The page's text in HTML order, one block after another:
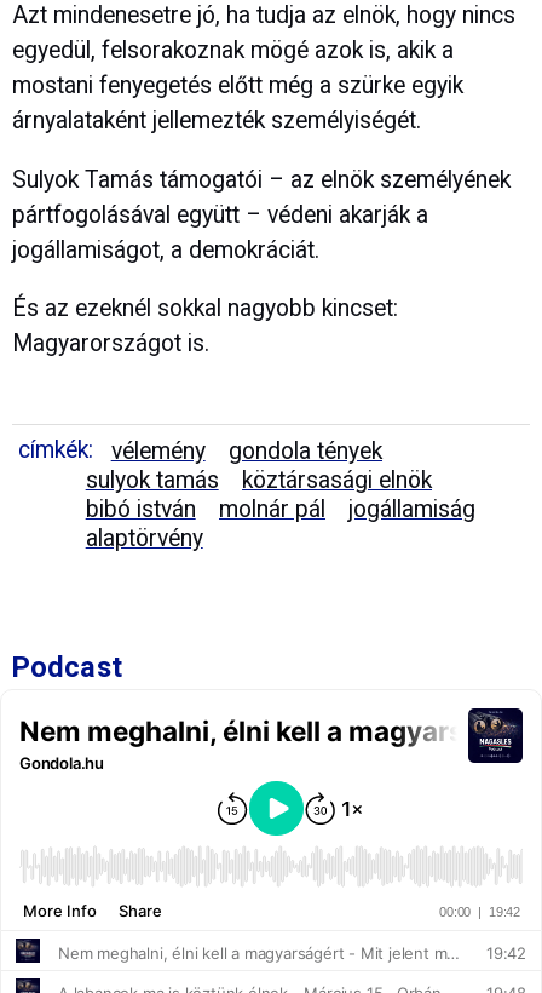
Azt mindenesetre jó, ha tudja az elnök, hogy nincs
egyedül, felsorakoznak mögé azok is, akik a
mostani fenyegetés előtt még a szürke egyik
árnyalataként jellemezték személyiségét.
Sulyok Tamás támogatói – az elnök személyének
pártfogolásával együtt – védeni akarják a
jogállamiságot, a demokráciát.
És az ezeknél sokkal nagyobb kincset:
Magyarországot is.
címkék: vélemény
gondola tények
sulyok tamás
köztársasági elnök
bibó istván
molnár pál
jogállamiság
alaptörvény
Podcast